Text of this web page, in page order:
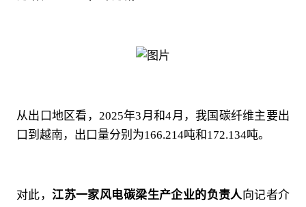
从出口地区看，2025年3月和4月，我国碳纤维主要出
口到越南，出口量分别为166.214吨和172.134吨。
对此，江苏一家风电碳梁生产企业的负责人向记者介